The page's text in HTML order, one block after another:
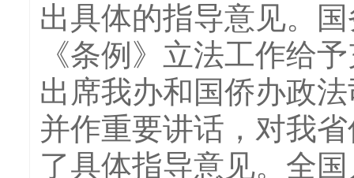
出具体的指导意见。
《条例》立法工作给
出席我办和国侨办政
并作重要讲话，对我
了具体指导意见。全